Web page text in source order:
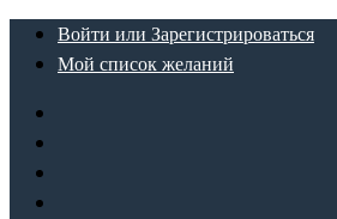
ПерейтиВойти или Зарегистрироваться
Мой список желаний